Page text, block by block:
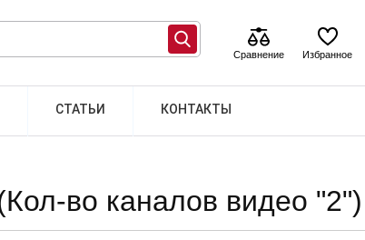
СТАТЬИ КОНТАКТЫ
Сравнение Избранное
во каналов видео "2")